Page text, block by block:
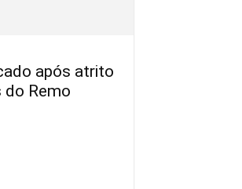
após atrito
do Remo